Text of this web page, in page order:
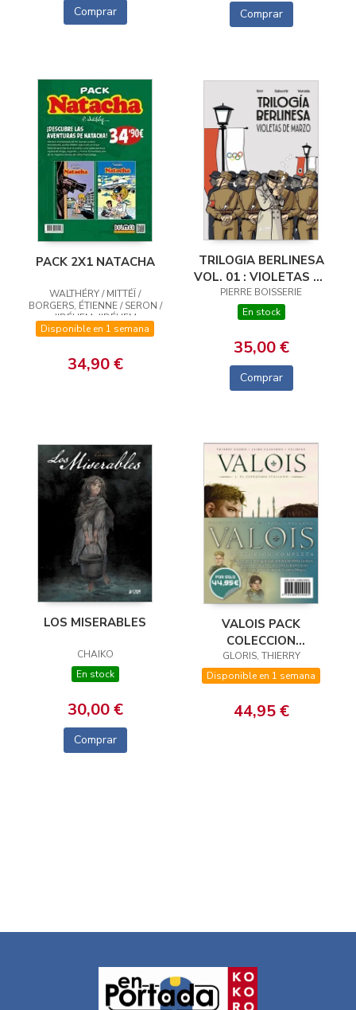
Comprar Comprar
PACK 2X1 NATACHA
WALTHÉRY / MITTÉÏ /
BORGERS, ÉTIENNE / SERON /
JIDÉHEM, JIDÉHEM
Disponible en 1 semana
34,90 €
TRILOGIA BERLINESA
VOL. 01 : VIOLETAS DE
MARZO
PIERRE BOISSERIE
En stock
35,00 €
Comprar
LOS MISERABLES
CHAIKO
En stock
30,00 €
Comprar
VALOIS PACK
COLECCION
COMPLETA
GLORIS, THIERRY
Disponible en 1 semana
44,95 €